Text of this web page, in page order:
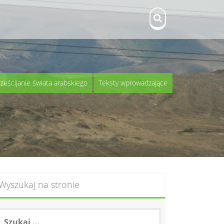
świata arabskiego Teksty wprowadzające
na stronie